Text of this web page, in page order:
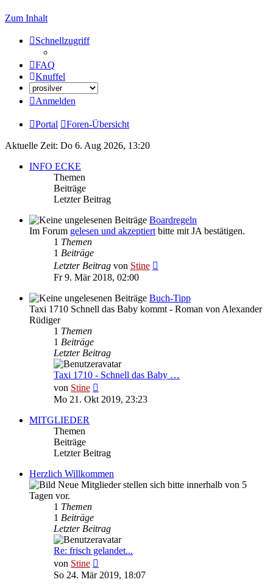
Zum Inhalt
Schnellzugriff
FAQ
Knuffel
Anmelden
Portal Foren-Übersicht
Aktuelle Zeit: Do 6. Aug 2026, 13:20
INFO ECKE
Themen
Beiträge
Letzter Beitrag
Boardregeln
Im Forum gelesen und akzeptiertbitte mit JA bestätigen.
1 Themen
1 Beiträge
Letzter Beitrag von Stine
Fr 9. Mär 2018, 02:00
Buch-Tipp
Taxi 1710 Schnell das Baby kommt - Roman von Alexander
Rüdiger
1 Themen
1 Beiträge
Letzter Beitrag
Taxi 1710 - Schnell das Baby …
von Stine
Beitrag
Mo 21. Okt 2019, 23:23
MITGLIEDER
Themen
Beiträge
Letzter Beitrag
Herzlich Willkommen
Neue Mitglieder stellen sich bitte innerhalb von 5
Tagen vor.
1 Themen
1 Beiträge
Letzter Beitrag
Re: frisch gelandet...
von Stine
Beitrag
So 24. Mär 2019, 18:07